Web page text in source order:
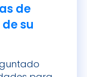
de
su